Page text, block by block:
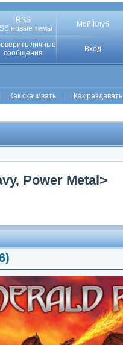
RSS
новые темы
Мой Клуб
личные
сообщения
Вход
Как скачивать Как раздавать
Power Metal>